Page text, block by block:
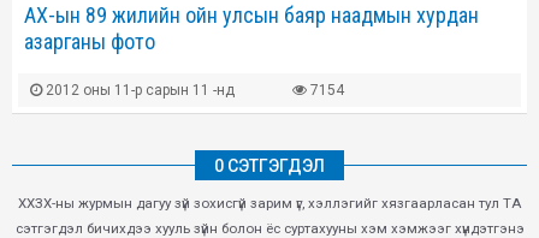
АХ-ын 89 жилийн ойн улсын баяр наадмын хурдан
азарганы фото
2012 оны 11-р сарын 11 -нд 7154
0 СЭТГЭГДЭЛ
ХХЗХ-ны журмын дагуу зүй зохисгүй зарим үг, хэллэгийг хязгаарласан тул ТА
сэтгэгдэл бичихдээ хууль зүйн болон ёс суртахууны хэм хэмжээг хүндэтгэнэ